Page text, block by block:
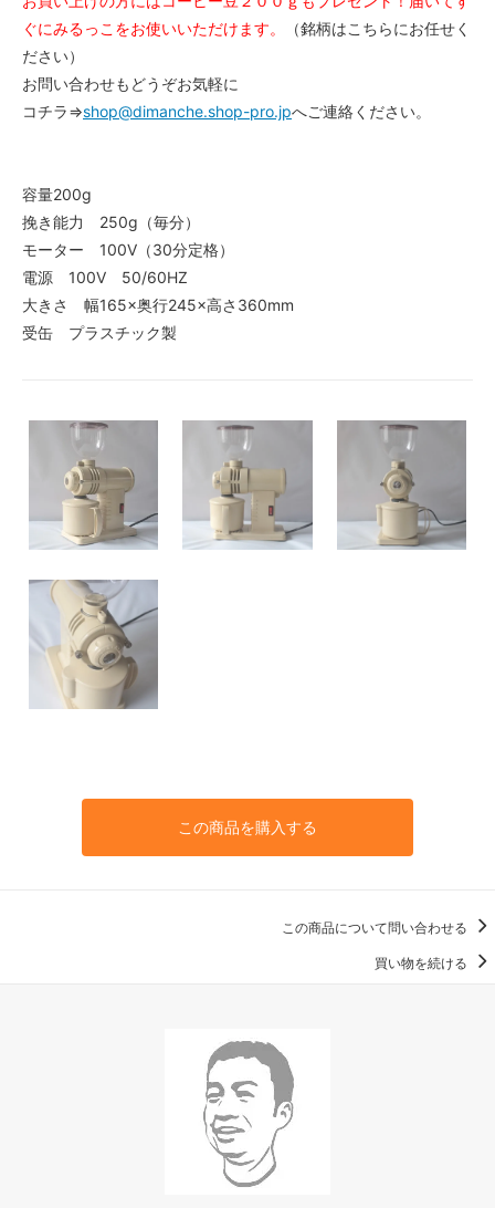
ぐにみるっこをお使いいただけます。
（銘柄はこちらにお任せく
ださい）
お問い合わせもどうぞお気軽に
コチラ⇒shop@dimanche.shop-pro.jpへご連絡ください。
容量200g
挽き能力 250g（毎分）
モーター 100V（30分定格）
電源 100V 50/60HZ
大きさ 幅165×奥行245×高さ360mm
受缶 プラスチック製
この商品を購入する
この商品について問い合わせる
買い物を続ける